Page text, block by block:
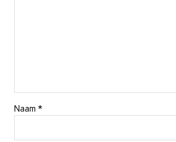
Naam *